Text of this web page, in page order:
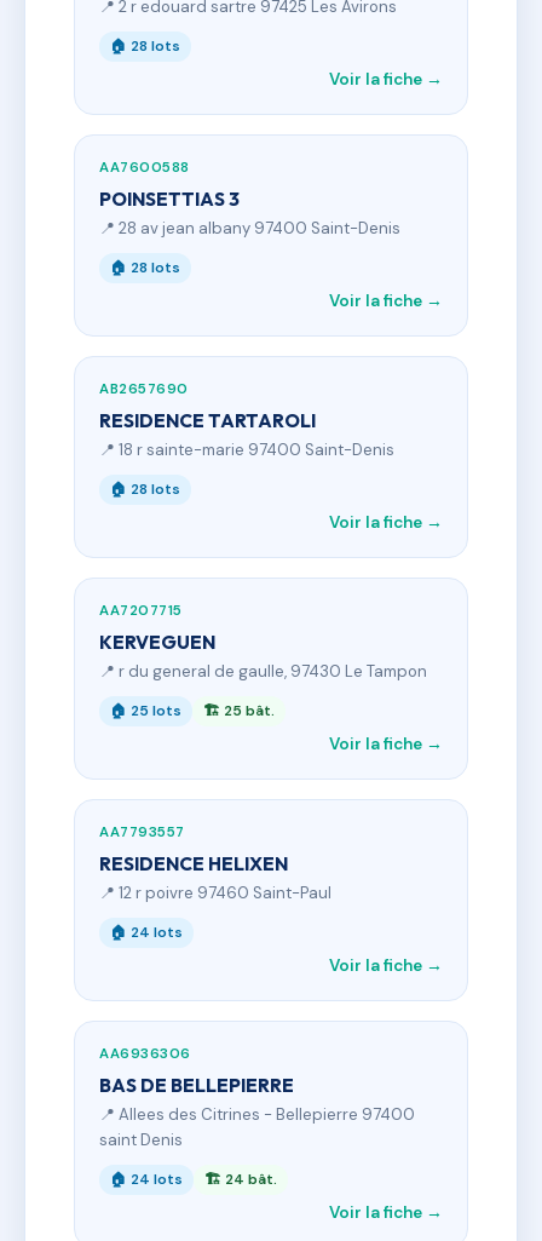
📍 2 r edouard sartre 97425 Les Avirons
🏠 28 lots
Voir la fiche →
AA7600588
POINSETTIAS 3
📍 28 av jean albany 97400 Saint-Denis
🏠 28 lots
Voir la fiche →
AB2657690
RESIDENCE TARTAROLI
📍 18 r sainte-marie 97400 Saint-Denis
🏠 28 lots
Voir la fiche →
AA7207715
KERVEGUEN
📍 r du general de gaulle, 97430 Le Tampon
🏠 25 lots 🏗 25 bât.
Voir la fiche →
AA7793557
RESIDENCE HELIXEN
📍 12 r poivre 97460 Saint-Paul
🏠 24 lots
Voir la fiche →
AA6936306
BAS DE BELLEPIERRE
📍 Allees des Citrines - Bellepierre 97400
saint Denis
🏠 24 lots 🏗 24 bât.
Voir la fiche →